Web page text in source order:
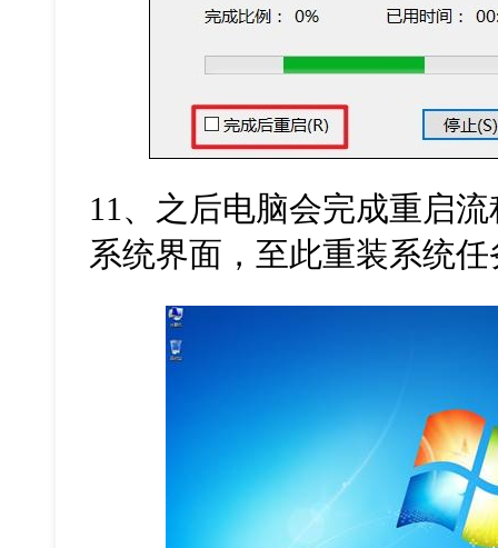
11 、之后电脑会完成重启
系统界面，至此重装系统